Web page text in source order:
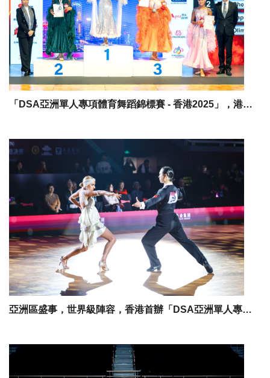
「DSA亞洲單人專項體育舞蹈錦標賽 - 香港2025」，港隊首日開好頭 成人組豪取3金9銀3銅，非體育舞蹈主流馬來西亞 印尼驚喜演出，中國、中華台北平分秋色 各奪7金成「大贏家」。
亞洲區盛事，世界級陣容，香港首辦「DSA亞洲單人專項體育舞蹈錦標賽 - 香港2025」緊接「DSA亞洲專項體育舞蹈錦標賽 - 香港2025」11月一連兩日伊館燃戰火，創歷屆參賽人數之最，港隊目標衝金。